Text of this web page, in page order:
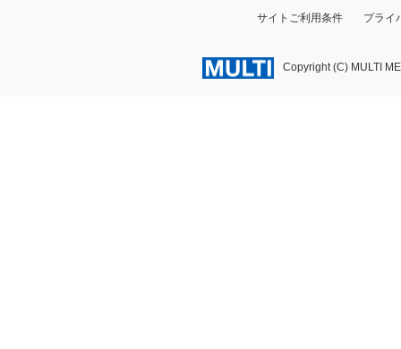
サイトご利用条件 プライ
Copyright (C) MULTI